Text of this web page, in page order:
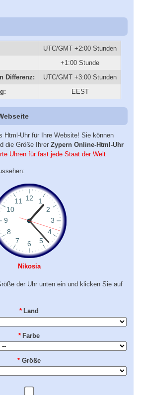
UTC/GMT +2:00 Stunden
+1:00 Stunde
Differenz:
UTC/GMT +3:00 Stunden
EEST
Html-Uhr für Ihre Website! Sie können
die Größe Ihrer Zypern Online-Html-Uhr
Uhren für fast jede Staat der Welt
Nikosia
der Uhr unten ein und klicken Sie auf
* Land
* Farbe
* Größe